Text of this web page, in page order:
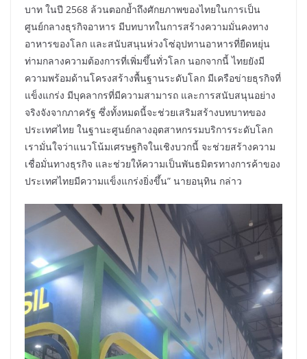
บาท ในปี 2568 ล้วนตอกย้ำถึงศักยภาพของไทยในการเป็น
ศูนย์กลางธุรกิจอาหาร มีบทบาทในการสร้างความมั่นคงทาง
อาหารของโลก และสนับสนุนห่วงโซ่อุปทานอาหารที่ยืดหยุ่น
ท่ามกลางความต้องการที่เพิ่มขึ้นทั่วโลก นอกจากนี้ ไทยยังมี
ความพร้อมด้านโครงสร้างพื้นฐานระดับโลก มีเครือข่ายธุรกิจที่
แข็งแกร่ง มีบุคลากรที่มีความสามารถ และการสนับสนุนอย่าง
จริงจังจากภาครัฐ ซึ่งทั้งหมดนี้จะช่วยเสริมสร้างบทบาทของ
ประเทศไทย ในฐานะศูนย์กลางอุตสาหกรรมบริการระดับโลก
เรามั่นใจว่าแนวโน้มเศรษฐกิจในเชิงบวกนี้ จะช่วยสร้างความ
เชื่อมั่นทางธุรกิจ และช่วยให้ความเป็นพันธมิตรทางการค้าของ
ประเทศไทยมีความแข็งแกร่งยิ่งขึ้น” นายอนุทิน กล่าว